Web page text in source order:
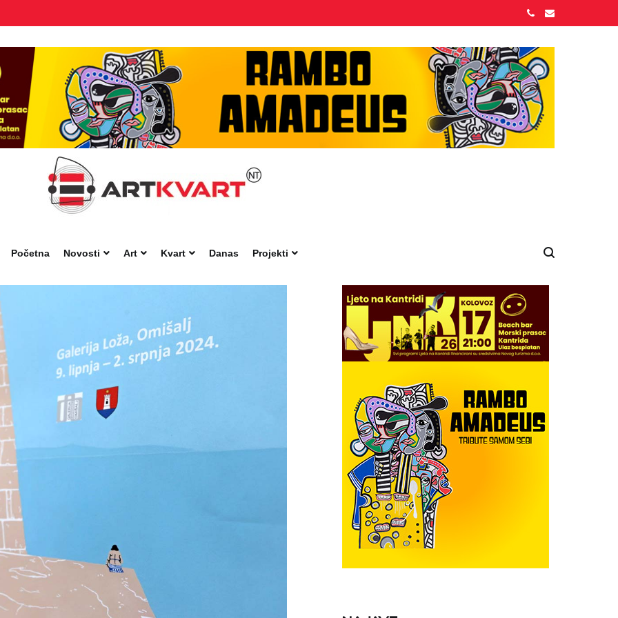
Početna
Novosti Art Kvart Danas Projekti